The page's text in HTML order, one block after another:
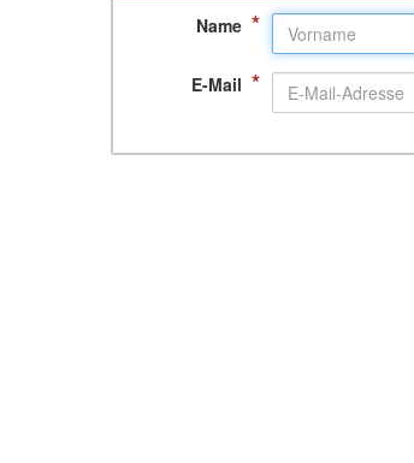
Name *
E-Mail *